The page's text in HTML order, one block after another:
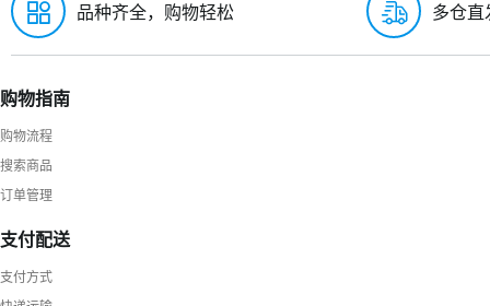
品种齐全，购物轻松 多仓直
购物指南
购物流程
搜索商品
订单管理
支付配送
支付方式